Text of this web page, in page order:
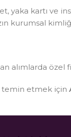
yaka kartı ve
kurumsal
alımlarda özel
temin etmek için